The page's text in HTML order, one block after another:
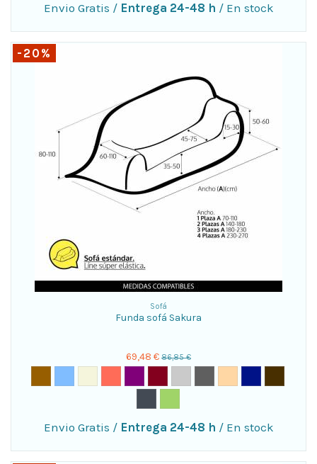
Envio Gratis / Entrega 24-48 h / En stock
-20%
Sofá
Funda sofá Sakura
69,48 € 86,85 €
Envio Gratis / Entrega 24-48 h / En stock